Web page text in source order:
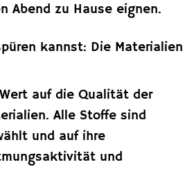
Abend zu Hause eignen.
kannst: Die Materialien
auf die Qualität der
Alle Stoffe sind
und auf ihre
und